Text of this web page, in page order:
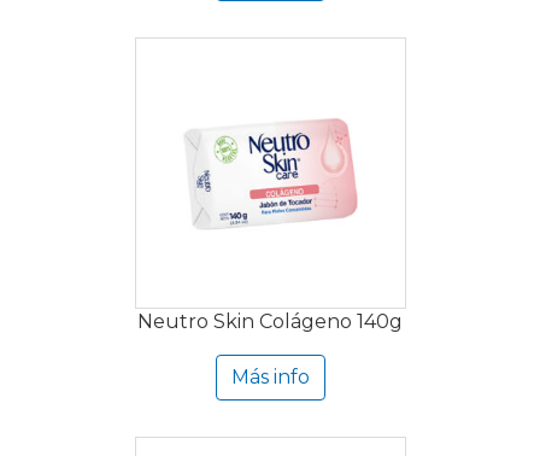
Neutro Skin Colágeno 140g
Más info